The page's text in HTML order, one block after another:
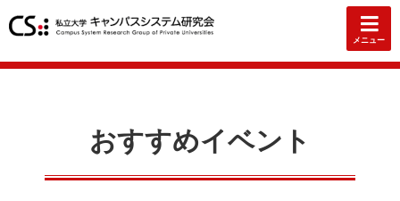
メニュー
おすすめイベント